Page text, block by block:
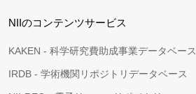
NIIのコンテンツサービス
KAKEN - 科学研究費助成事業データベース
IRDB - 学術機関リポジトリデータベース